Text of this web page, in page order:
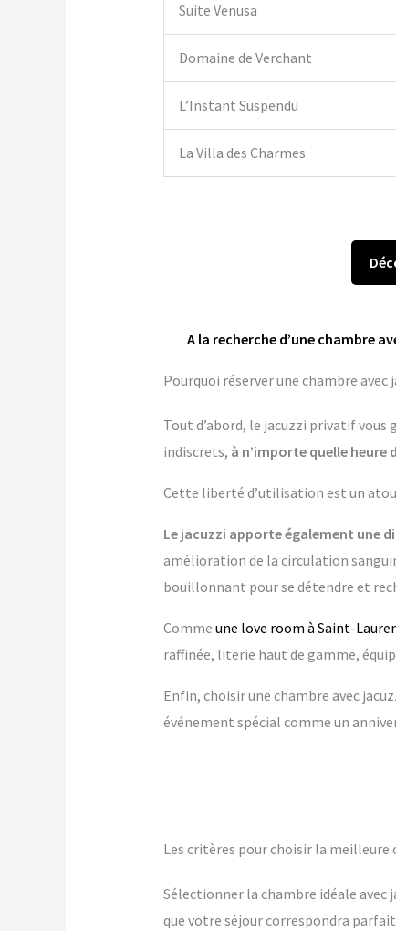
Suite Venusa
Domaine de Verchant
L’Instant Suspendu
La Villa des Charmes
A la recherche d’une chambre
Pourquoi réserver une chambre
Tout d’abord, le jacuzzi privatif
indiscrets, à n’importe quelle heure
Cette liberté d’utilisation est un
Le jacuzzi apporte également une
amélioration de la circulation
bouillonnant pour se détendre et
Comme une love room à Saint-
raffinée, literie haut de gamme,
Enfin, choisir une chambre avec
événement spécial comme un
Les critères pour choisir la
Sélectionner la chambre idéale avec
que votre séjour correspondra